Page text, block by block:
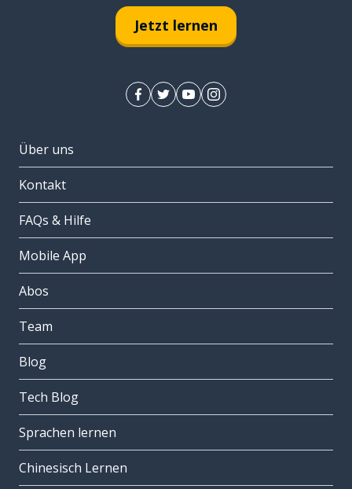
Jetzt lernen
Über uns
Kontakt
FAQs & Hilfe
Mobile App
Abos
Team
Blog
Tech Blog
Sprachen lernen
Chinesisch Lernen